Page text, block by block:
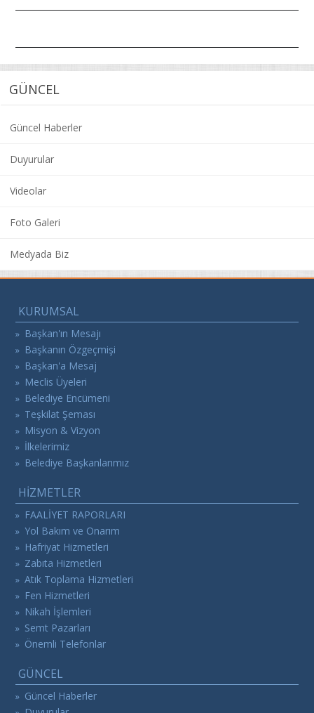
GÜNCEL
Güncel Haberler
Duyurular
Videolar
Foto Galeri
Medyada Biz
KURUMSAL
» Başkan'ın Mesajı
» Başkanın Özgeçmişi
» Başkan'a Mesaj
» Meclis Üyeleri
» Belediye Encümeni
» Teşkilat Şeması
» Misyon & Vizyon
» İlkelerimiz
» Belediye Başkanlarımız
HİZMETLER
» FAALİYET RAPORLARI
» Yol Bakım ve Onarım
» Hafriyat Hizmetleri
» Zabıta Hizmetleri
» Atık Toplama Hizmetleri
» Fen Hizmetleri
» Nikah İşlemleri
» Semt Pazarları
» Önemli Telefonlar
GÜNCEL
» Güncel Haberler